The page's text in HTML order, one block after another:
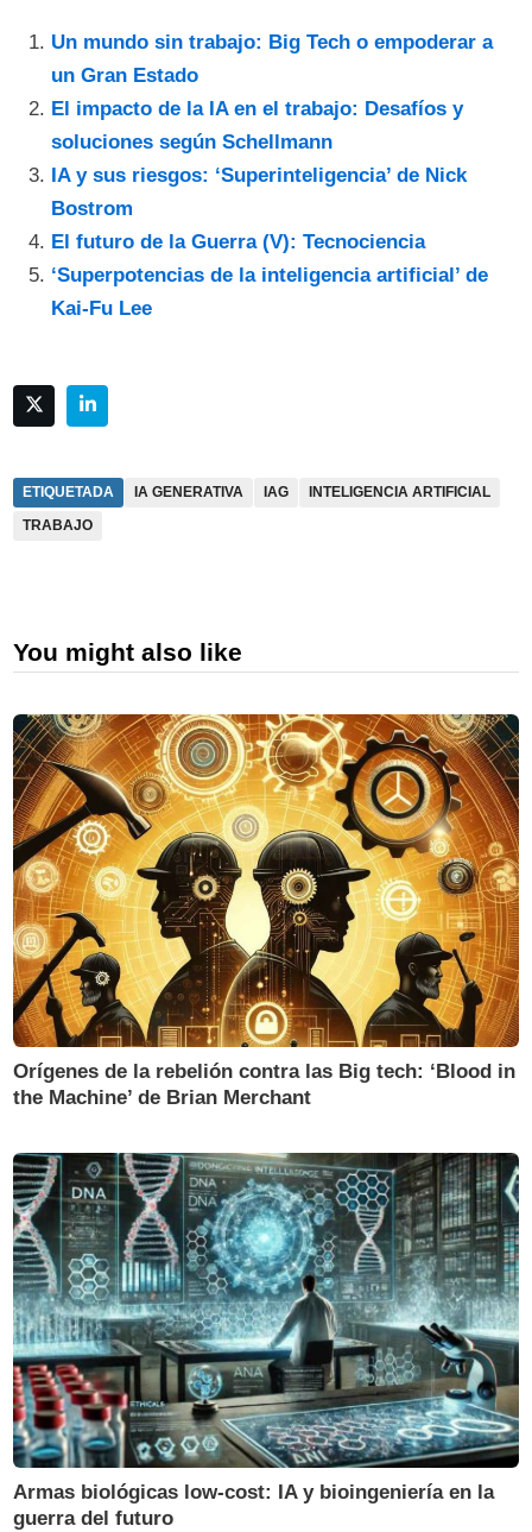
Un mundo sin trabajo: Big Tech o empoderar a
un Gran Estado
El impacto de la IA en el trabajo: Desafíos y
soluciones según Schellmann
IA y sus riesgos: ‘Superinteligencia’ de Nick
Bostrom
El futuro de la Guerra (V): Tecnociencia
‘Superpotencias de la inteligencia artificial’ de
Kai-Fu Lee
ETIQUETADA IA GENERATIVA IAG
INTELIGENCIA ARTIFICIAL
TRABAJO
You might also like
Orígenes de la rebelión contra las Big tech: ‘Blood in
the Machine’ de Brian Merchant
Armas biológicas low-cost: IA y bioingeniería en la
guerra del futuro